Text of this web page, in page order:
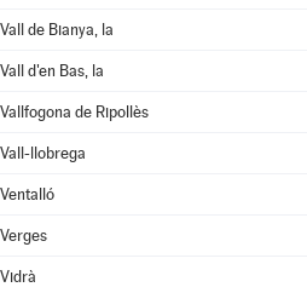
Vall de Bianya, la
Vall d'en Bas, la
Vallfogona de Ripollès
Vall-llobrega
Ventalló
Verges
Vidrà